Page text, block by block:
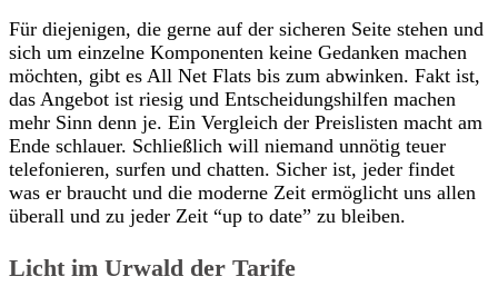
Für diejenigen, die gerne auf der sicheren Seite stehen und
sich um einzelne Komponenten keine Gedanken machen
möchten, gibt es All Net Flats bis zum abwinken. Fakt ist,
das Angebot ist riesig und Entscheidungshilfen machen
mehr Sinn denn je. Ein Vergleich der Preislisten macht am
Ende schlauer. Schließlich will niemand unnötig teuer
telefonieren, surfen und chatten. Sicher ist, jeder findet
was er braucht und die moderne Zeit ermöglicht uns allen
überall und zu jeder Zeit “up to date” zu bleiben.
Licht im Urwald der Tarife